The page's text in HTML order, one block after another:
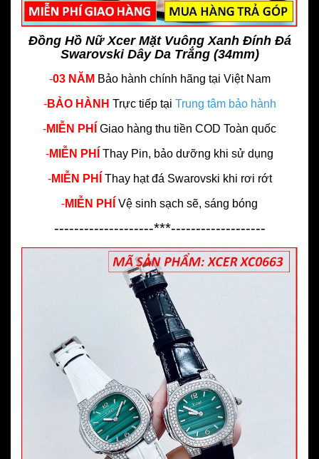
Đồng Hồ Nữ Xcer Mặt Vuông Xanh Đính Đá
Swarovski Dây Da Trắng (34mm)
-03 NĂM Bảo hành chính hãng tại Việt Nam
-BẢO HÀNH Trực tiếp tại Trung tâm bảo hành
-MIỄN PHÍ Giao hàng thu tiền COD Toàn quốc
-MIỄN PHÍ Thay Pin, bảo dưỡng khi sử dụng
-MIỄN PHÍ Thay hạt đá Swarovski khi rơi rớt
-MIỄN PHÍ Vệ sinh sạch sẽ, sáng bóng
--------------------***-------------------